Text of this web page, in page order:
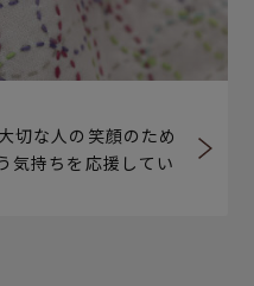
切な人の笑顔のため
気持ちを応援してい